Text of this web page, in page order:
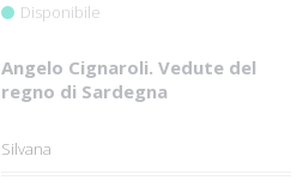
Disponibile
Angelo Cignaroli. Vedute del
regno di Sardegna
Silvana